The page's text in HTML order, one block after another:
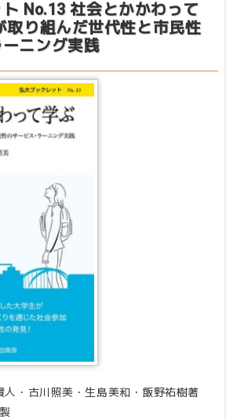
No.13社会とかかわって
取り組んだ世代性と市民性
ニング実践
人・古川照美・生島美和・飯野祐樹著